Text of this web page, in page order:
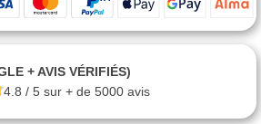
+ AVIS VÉRIFIÉS)
4.8 / 5 sur + de 5000 avis